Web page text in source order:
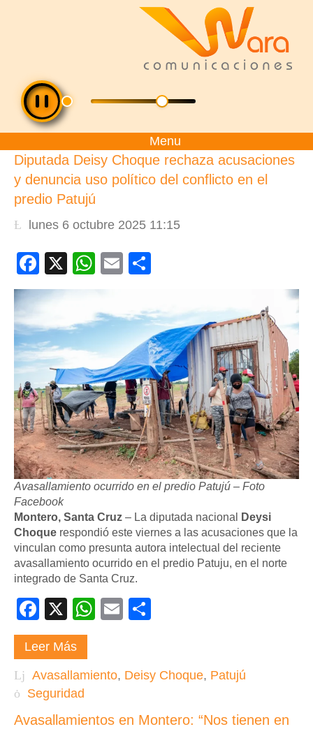
Menu
Diputada Deisy Choque rechaza acusaciones
y denuncia uso político del conflicto en el
predio Patujú
lunes 6 octubre 2025 11:15
Facebook
X WhatsApp
Email
Avasallamiento ocurrido en el predio Patujú – Foto
Facebook
Montero, Santa Cruz – La diputada nacional
Deysi
Choque respondió este viernes a las acusaciones que la
vinculan como presunta autora intelectual del reciente
avasallamiento ocurrido en el predio Patuju, en el norte
integrado de Santa Cruz.
Facebook
X WhatsApp
Email
Leer Más
Avasallamiento, Deisy Choque, Patujú
Seguridad
Avasallamientos en Montero: “Nos tienen en